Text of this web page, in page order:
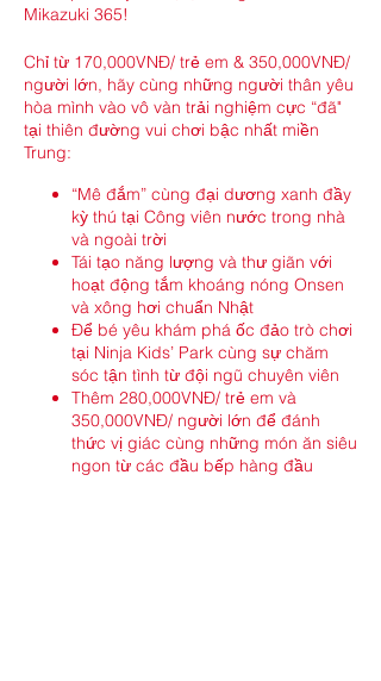
Mikazuki 365!
Chỉ từ 170,000VNĐ/ trẻ em & 350,000VNĐ/
người lớn, hãy cùng những người thân yêu
hòa mình vào vô vàn trải nghiệm cực “đã"
tại thiên đường vui chơi bậc nhất miền
Trung:
“Mê đắm” cùng đại dương xanh đầy
kỳ thú tại Công viên nước trong nhà
và ngoài trời
Tái tạo năng lượng và thư giãn với
hoạt động tắm khoáng nóng Onsen
và xông hơi chuẩn Nhật
Để bé yêu khám phá ốc đảo trò chơi
tại Ninja Kids’ Park cùng sự chăm
sóc tận tình từ đội ngũ chuyên viên
Thêm 280,000VNĐ/ trẻ em và
350,000VNĐ/ người lớn để đánh
thức vị giác cùng những món ăn siêu
ngon từ các đầu bếp hàng đầu